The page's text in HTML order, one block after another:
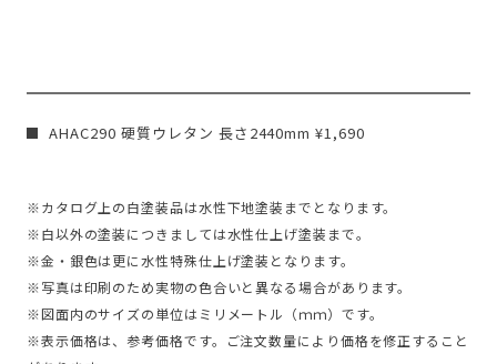
AHAC290 硬質ウレタン 長さ2440mm ¥1,690
※カタログ上の白塗装品は水性下地塗装までとなります。
※白以外の塗装につきましては水性仕上げ塗装まで。
※金・銀色は更に水性特殊仕上げ塗装となります。
※写真は印刷のため実物の色合いと異なる場合があります。
※図面内のサイズの単位はミリメートル（ｍｍ）です。
※表示価格は、参考価格です。ご注文数量により価格を修正すること